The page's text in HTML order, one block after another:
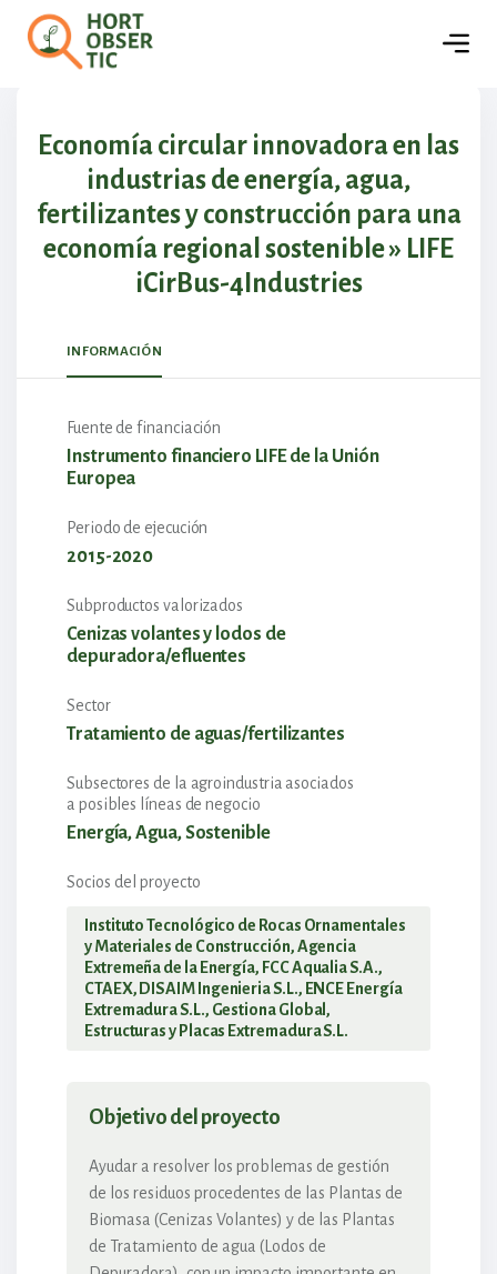
🏢 Empresas
Economía circular innovadora en las
industrias de energía, agua,
fertilizantes y construcción para una
economía regional sostenible » LIFE
iCirBus-4Industries
INFORMACIÓN
Fuente de financiación
Instrumento financiero LIFE de la Unión
Europea
Periodo de ejecución
2015-2020
Subproductos valorizados
Cenizas volantes y lodos de
depuradora/efluentes
Sector
Tratamiento de aguas/fertilizantes
Subsectores de la agroindustria asociados
a posibles líneas de negocio
Energía, Agua, Sostenible
Socios del proyecto
Instituto Tecnológico de Rocas Ornamentales
y Materiales de Construcción, Agencia
Extremeña de la Energía, FCC Aqualia S.A.,
CTAEX, DISAIM Ingenieria S.L., ENCE Energía
Extremadura S.L., Gestiona Global,
Estructuras y Placas Extremadura S.L.
Objetivo del proyecto
Ayudar a resolver los problemas de gestión
de los residuos procedentes de las Plantas de
Biomasa (Cenizas Volantes) y de las Plantas
de Tratamiento de agua (Lodos de